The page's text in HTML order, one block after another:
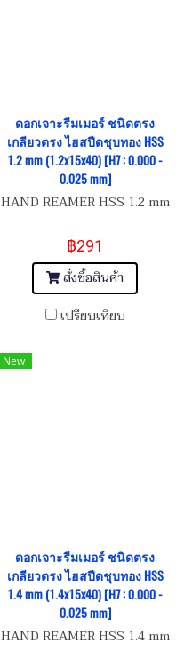
ดอกเจาะรีมเมอร์ ชนิดตรง
เกลียวตรง ไฮสปีดชุบทอง HSS
1.2 mm (1.2x15x40) [H7 : 0.000 -
0.025 mm]
HAND REAMER HSS 1.2 mm
฿291
สั่งซื้อสินค้า
เปรียบเทียบ
New
ดอกเจาะรีมเมอร์ ชนิดตรง
เกลียวตรง ไฮสปีดชุบทอง HSS
1.4 mm (1.4x15x40) [H7 : 0.000 -
0.025 mm]
HAND REAMER HSS 1.4 mm